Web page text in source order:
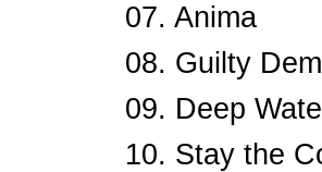
07. Anima
08. Guilty
09. Deep
10. Stay the